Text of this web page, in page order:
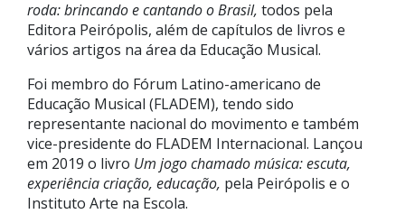
roda: brincando e cantando o Brasil, todos pela
Editora Peirópolis, além de capítulos de livros e
vários artigos na área da Educação Musical.
Foi membro do Fórum Latino-americano de
Educação Musical (FLADEM), tendo sido
representante nacional do movimento e também
vice-presidente do FLADEM Internacional. Lançou
em 2019 o livro Um jogo chamado música: escuta,
experiência criação, educação, pela Peirópolis e o
Instituto Arte na Escola.